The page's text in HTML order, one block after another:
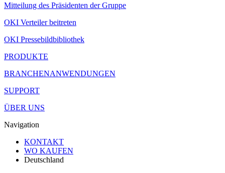
Mitteilung des Präsidenten der Gruppe
OKI Verteiler beitreten
OKI Pressebildbibliothek
PRODUKTE
BRANCHENANWENDUNGEN
SUPPORT
ÜBER UNS
Navigation
KONTAKT
WO KAUFEN
Deutschland